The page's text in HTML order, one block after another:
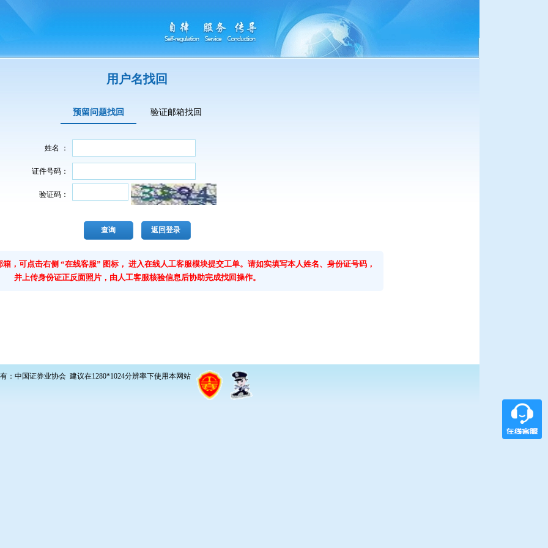
用户名找回
预留问题找回 验证邮箱找回
姓名 ：
证件号码：
验证码：
查询 返回登录
，可点击右侧 “在线客服” 图标， 进入在线人工客服模块提交工单。请如实填写本人姓名、身份证号码，
并上传身份证正反面照片，由人工客服核验信息后协助完成找回操作。
：中国证券业协会 建议在1280*1024分辨率下使用本网站